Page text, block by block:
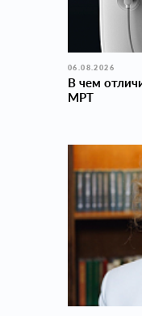
06.08.2026
В чем
MPT